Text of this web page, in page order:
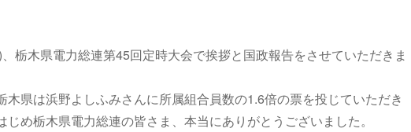
栃木県電力総連第45回定時大会で挨拶と国政報告をさせていただきま
木県は浜野よしふみさんに所属組合員数の1.6倍の票を投じていただき
じめ栃木県電力総連の皆さま、本当にありがとうございました。